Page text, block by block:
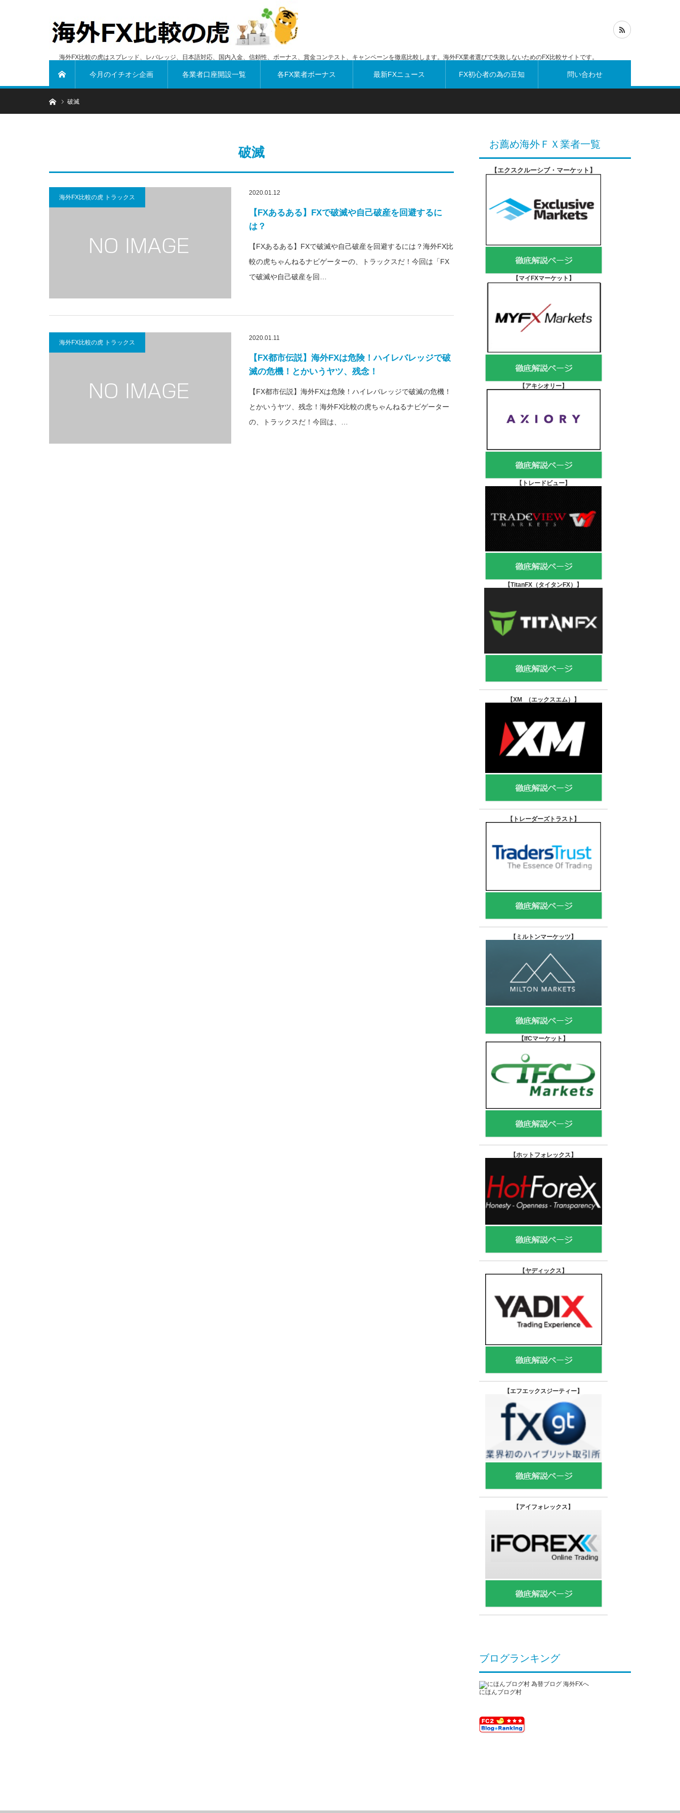
海外FX比較の虎はスプレッド、レバレッジ、日本語対応、国内入金、信頼性、ボーナス、賞金コンテスト、キャンペーンを徹底比較します。海外FX業者選びで失敗しないためのFX比較サイトです。
今月のイチオシ企画 各業者口座開設一覧 各FX業者ボーナス 最新FXニュース FX初心者の為の豆知 問い合わせ
ホーム破滅
破滅
海外FX比較の虎 トラックス
2020.01.12
【FXあるある】FXで破滅や自己破産を回避するに
は？
【FXあるある】FXで破滅や自己破産を回避するには？海外FX比
較の虎ちゃんねるナビゲーターの、トラックスだ！今回は「FX
で破滅や自己破産を回…
海外FX比較の虎 トラックス
2020.01.11
【FX都市伝説】海外FXは危険！ハイレバレッジで破
滅の危機！とかいうヤツ、残念！
【FX都市伝説】海外FXは危険！ハイレバレッジで破滅の危機！
とかいうヤツ、残念！海外FX比較の虎ちゃんねるナビゲーター
の、トラックスだ！今回は、…
お薦め海外ＦＸ業者一覧
【エクスクルーシブ・マーケット 】
【マイFXマーケット 】
【アキシオリー】
【 トレードビュー】
【TitanFX（タイタンFX） 】
【XM （エックスエム） 】
【トレーダーズトラスト 】
【 ミルトンマーケッツ】
【IfCマーケット 】
【ホットフォレックス 】
【ヤディックス 】
【エフエックスジーティー】
【アイフォレックス】
ブログランキング
にほんブログ村